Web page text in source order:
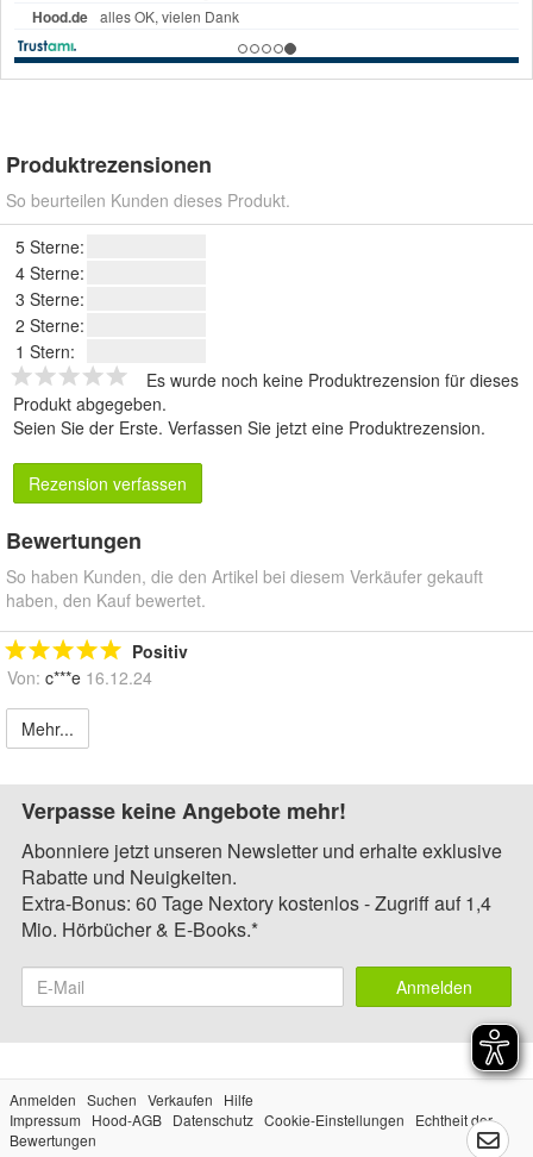
Produktrezensionen
So beurteilen Kunden dieses Produkt.
5 Sterne:
4 Sterne:
3 Sterne:
2 Sterne:
1 Stern:
Es wurde noch keine Produktrezension für dieses
Produkt abgegeben.
Seien Sie der Erste. Verfassen Sie jetzt eine Produktrezension.
Rezension verfassen
Bewertungen
So haben Kunden, die den Artikel bei diesem Verkäufer gekauft
haben, den Kauf bewertet.
Positiv
Von: c***e 16.12.24
Mehr...
Verpasse keine Angebote mehr!
Abonniere jetzt unseren Newsletter und erhalte exklusive
Rabatte und Neuigkeiten.
Extra-Bonus: 60 Tage Nextory kostenlos - Zugriff auf 1,4
Mio. Hörbücher & E-Books.*
Anmelden
Anmelden Suchen Verkaufen
Hilfe
Impressum
Hood-AGB Datenschutz Cookie-Einstellungen
Echtheit der
Bewertungen